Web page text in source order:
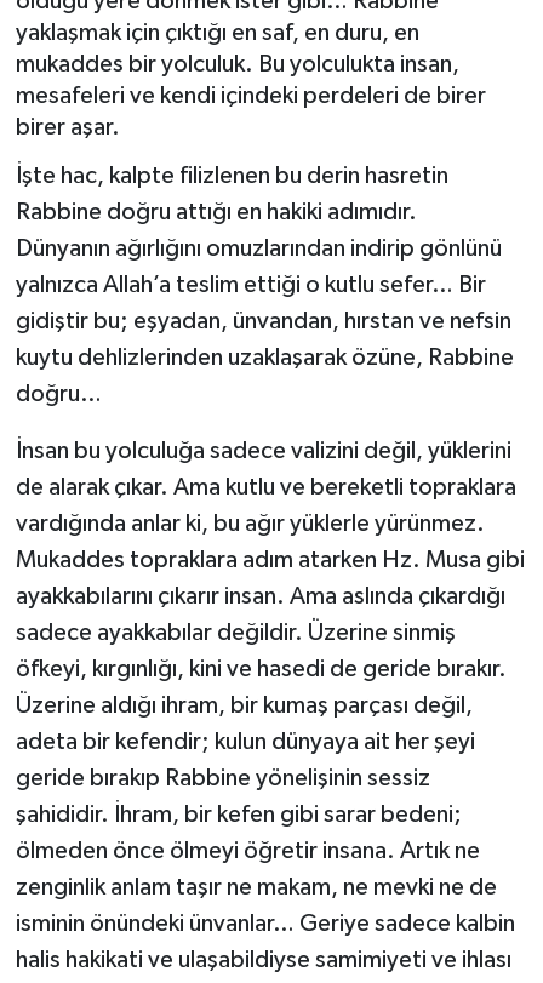
yaklaşmak için çıktığı en saf, en duru, en
mukaddes bir yolculuk. Bu yolculukta insan,
mesafeleri ve kendi içindeki perdeleri de birer
birer aşar.
İşte hac, kalpte filizlenen bu derin hasretin
Rabbine doğru attığı en hakiki adımıdır.
Dünyanın ağırlığını omuzlarından indirip gönlünü
yalnızca Allah’a teslim ettiği o kutlu sefer… Bir
gidiştir bu; eşyadan, ünvandan, hırstan ve nefsin
kuytu dehlizlerinden uzaklaşarak özüne, Rabbine
doğru…
İnsan bu yolculuğa sadece valizini değil, yüklerini
de alarak çıkar. Ama kutlu ve bereketli topraklara
vardığında anlar ki, bu ağır yüklerle yürünmez.
Mukaddes topraklara adım atarken Hz. Musa gibi
ayakkabılarını çıkarır insan. Ama aslında çıkardığı
sadece ayakkabılar değildir. Üzerine sinmiş
öfkeyi, kırgınlığı, kini ve hasedi de geride bırakır.
Üzerine aldığı ihram, bir kumaş parçası değil,
adeta bir kefendir; kulun dünyaya ait her şeyi
geride bırakıp Rabbine yönelişinin sessiz
şahididir. İhram, bir kefen gibi sarar bedeni;
ölmeden önce ölmeyi öğretir insana. Artık ne
zenginlik anlam taşır ne makam, ne mevki ne de
isminin önündeki ünvanlar… Geriye sadece kalbin
halis hakikati ve ulaşabildiyse samimiyeti ve ihlası
Ardahan Müftülüğü
Artvin Müftülüğü
Aydın Müftülüğü
Balıkesir Müftülüğü
Bartın Müftülüğü
Batman Müftülüğü
Bilecik Müftülüğü
Bingöl Müftülüğü
Bitlis Müftülüğü
Bolu Müftülüğü
Burdur Müftülüğü
Bursa Müftülüğü
Çanakkale Müftülüğü
Çorum Müftülüğü
Kudüs
Kurban
Mukabele
Peygamberimizin Hayatı
Ramazan
Sahabeler
Hutbeler
DİYANET AKADEMİ
DİYANET GENÇLİK
DİYANET RADYO/TV
DEPREM
Dünya
Kültür-Sanat
Aile
Sağlık
Makaleler
Ekonomi
Duyurular
Podcast
Biyografiler